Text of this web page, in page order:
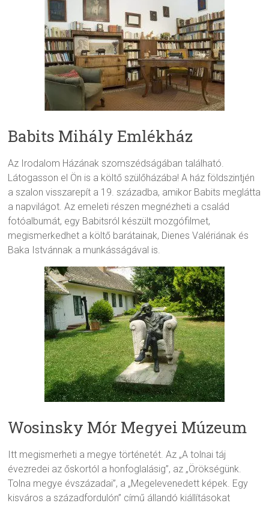
Babits Mihály Emlékház
Az Irodalom Házának szomszédságában található.
Látogasson el Ön is a költő szülőházába! A ház földszintjén
a szalon visszarepít a 19. századba, amikor Babits meglátta
a napvilágot. Az emeleti részen megnézheti a család
fotóalbumát, egy Babitsról készült mozgófilmet,
megismerkedhet a költő barátainak, Dienes Valériának és
Baka Istvánnak a munkásságával is.
Wosinsky Mór Megyei Múzeum
Itt megismerheti a megye történetét. Az „A tolnai táj
évezredei az őskortól a honfoglalásig”, az „Örökségünk.
Tolna megye évszázadai”, a „Megelevenedett képek. Egy
kisváros a századfordulón” című állandó kiállításokat